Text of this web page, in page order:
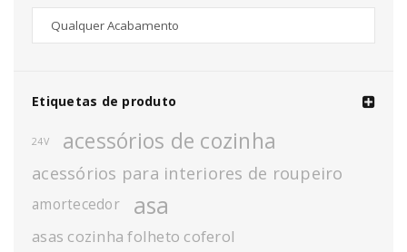
Etiquetas de produto
24V acessórios de cozinha
acessórios para interiores de roupeiro
amortecedor asa
asas cozinha folheto coferol